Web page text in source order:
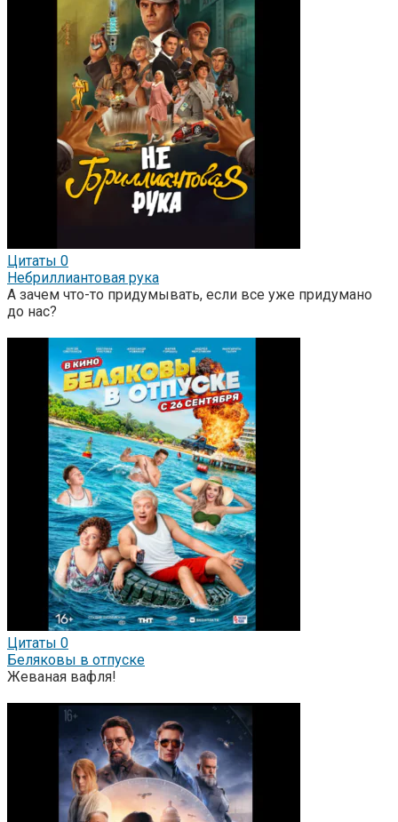
Цитаты 0
Небриллиантовая рука
А зачем что-то придумывать, если все уже придумано
до нас?
Цитаты 0
Беляковы в отпуске
Жеваная вафля!